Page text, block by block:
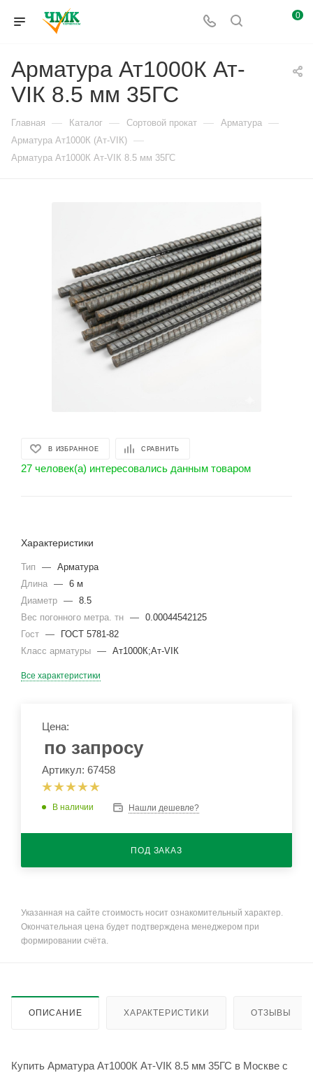
0
Арматура Ат1000К Ат-
VIК 8.5 мм 35ГС
Главная — Каталог — Сортовой прокат — Арматура —
Арматура Ат1000К (Ат-VIК) —
Арматура Ат1000К Ат-VIК 8.5 мм 35ГС
В ИЗБРАННОЕ СРАВНИТЬ
27 человек(а) интересовались данным товаром
Характеристики
Тип — Арматура
Длина — 6 м
Диаметр — 8.5
Вес погонного метра. тн — 0.00044542125
Гост —
ГОСТ 5781-82
Класс арматуры — Ат1000К;Ат-VIК
Все характеристики
Цена:
по запросу
Артикул: 67458
В наличии Нашли дешевле?
ПОД ЗАКАЗ
Указанная на сайте стоимость носит ознакомительный характер.
Окончательная цена будет подтверждена менеджером при
формировании счёта.
ОПИСАНИЕ ХАРАКТЕРИСТИКИ ОТЗЫВЫ
Купить Арматура Ат1000К Ат-VIК 8.5 мм 35ГС в Москве с